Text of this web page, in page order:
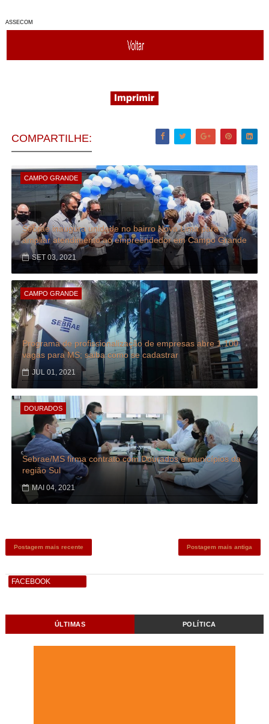
ASSECOM
COMPARTILHE:
CAMPO GRANDE
Sebrae inaugura unidade no bairro Nova Lima para
ampliar atendimento ao empreendedor em Campo Grande
SET 03, 2021
CAMPO GRANDE
Programa de profissionalização de empresas abre 1.100
vagas para MS; saiba como se cadastrar
JUL 01, 2021
DOURADOS
Sebrae/MS firma contrato com Dourados e municípios da
região Sul
MAI 04, 2021
Postagem mais recente Postagem mais antiga
FACEBOOK
ÚLTIMAS POLÍTICA